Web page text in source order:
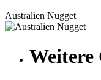
Australien Nugget
Weitere